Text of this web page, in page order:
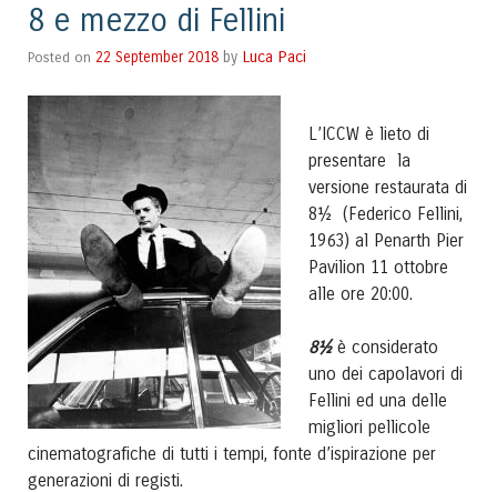
8 e mezzo di Fellini
Posted on 22 September 2018 by Luca Paci
L’ICCW è lieto di
presentare la
versione restaurata di
8½ (Federico Fellini,
1963) al Penarth Pier
Pavilion 11 ottobre
alle ore 20:00.
8½è considerato
uno dei capolavori di
Fellini ed una delle
migliori pellicole
cinematografiche di tutti i tempi, fonte d’ispirazione per
generazioni di registi.